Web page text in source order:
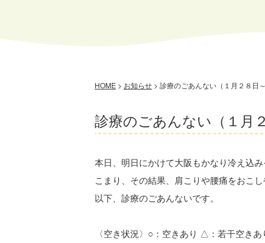
HOME > お知らせ > 診療のごあんない（１月２８日～
診療のごあんない（１月
本日、明日にかけて大阪もかなり冷え込
こまり、その結果、肩こりや腰痛をおこ
以下、診療のごあんないです。
〈空き状況〉○：空きあり △：若干空き